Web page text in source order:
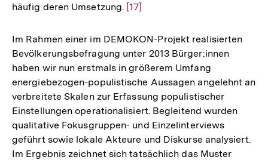
häufig deren Umsetzung. Zur
der
Fußnote
[17]
Im Rahmen einer im DEMOKON-Projekt realisierten
Bevölkerungsbefragung unter 2013 Bürger:innen
haben wir nun erstmals in größerem Umfang
energiebezogen-populistische Aussagen angelehnt an
verbreitete Skalen zur Erfassung populistischer
Einstellungen operationalisiert. Begleitend wurden
qualitative Fokusgruppen- und Einzelinterviews
geführt sowie lokale Akteure und Diskurse analysiert.
Im Ergebnis zeichnet sich tatsächlich das Muster